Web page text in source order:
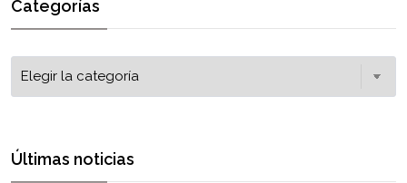
Categorías
Últimas noticias